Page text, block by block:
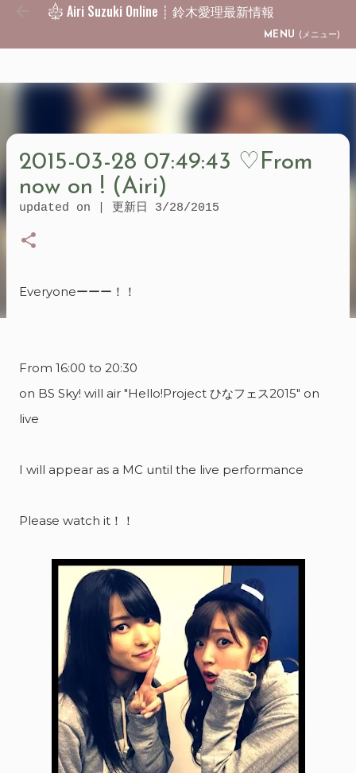
Skip to main content
Airi Suzuki Online ┊ 鈴木愛理最新情報
MENU (メニュー)
2015-03-28 07:49:43 ♡From
now on ! (Airi)
updated on | 更新日 3/28/2015
Everyoneーーー！！
From 16:00 to 20:30
on BS Sky! will air "Hello!Project ひなフェス2015" on
live
I will appear as a MC until the live performance
Please watch it！！